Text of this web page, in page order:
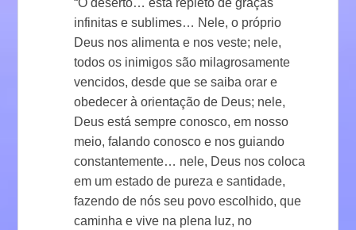
“O deserto… está repleto de graças
infinitas e sublimes… Nele, o próprio
Deus nos alimenta e nos veste; nele,
todos os inimigos são milagrosamente
vencidos, desde que se saiba orar e
obedecer à orientação de Deus; nele,
Deus está sempre conosco, em nosso
meio, falando conosco e nos guiando
constantemente… nele, Deus nos coloca
em um estado de pureza e santidade,
fazendo de nós seu povo escolhido, que
caminha e vive na plena luz, no